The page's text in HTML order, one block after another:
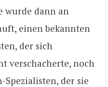
wurde dann an
einen bekannten
der sich
verschacherte, noch
der sie